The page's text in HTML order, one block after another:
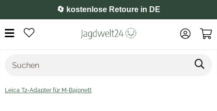
⭐️ 4,8 auf Google
Leica T2-Adapter für M-Bajonett